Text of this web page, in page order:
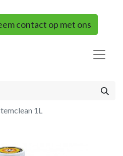
contact op met ons
1L